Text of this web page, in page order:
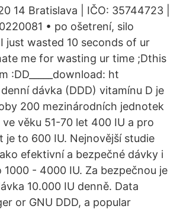
14 Bratislava | IČO: 35744723 |
• po ošetrení, silo
just wasted 10 seconds of ur
me for wasting ur time ;Dthis
:DD_____download: ht
dávka (DDD) vitamínu D je
200 mezinárodních jednotek
věku 51-70 let 400 IU a pro
je to 600 IU. Nejnovější studie
efektivní a bezpečné dávky i
1000 - 4000 IU. Za bezpečnou je
10.000 IU denně. Data
or GNU DDD, a popular